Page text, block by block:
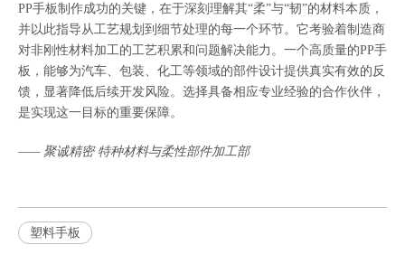
PP手板制作成功的关键，在于深刻理解其“柔”与“韧”的材料本质，
并以此指导从工艺规划到细节处理的每一个环节。它考验着制造商
对非刚性材料加工的工艺积累和问题解决能力。一个高质量的PP手
板，能够为汽车、包装、化工等领域的部件设计提供真实有效的反
馈，显著降低后续开发风险。选择具备相应专业经验的合作伙伴，
是实现这一目标的重要保障。
—— 聚诚精密 特种材料与柔性部件加工部
塑料手板